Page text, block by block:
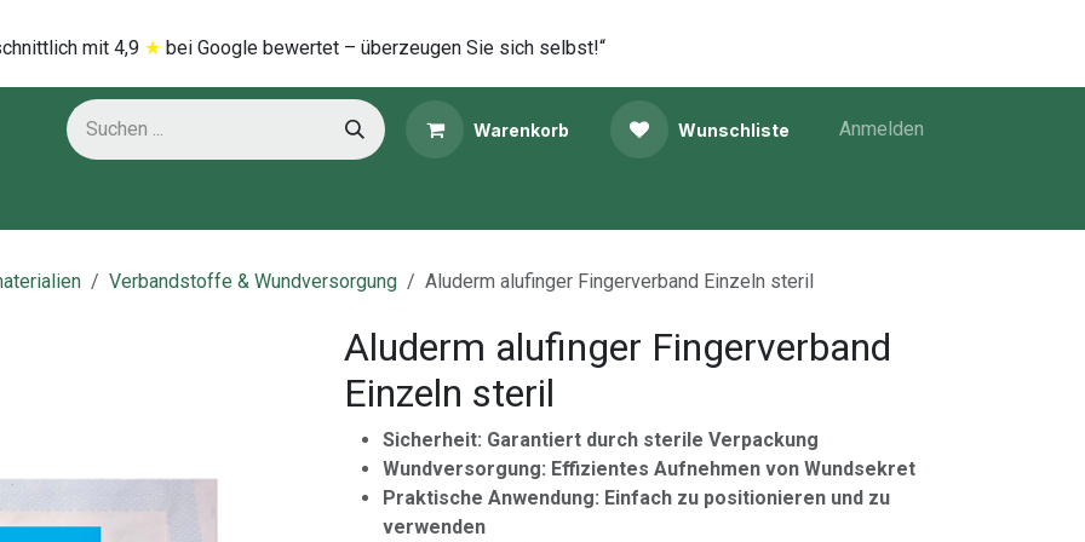
mi​t 4,9 ★ bei Google bewertet – überzeugen Sie sich selbst!“
Warenkorb Wunschliste Anmelden
Verbandstoffe & Wundversorgung Aluderm alufinger Fingerverband Einzeln steril
Aluderm alufinger Fingerverband
Einzeln steril
Sicherheit: Garantiert durch sterile Verpackung
Wundversorgung: Effizientes Aufnehmen von Wundsekret
Praktische Anwendung: Einfach zu positionieren und zu
verwenden